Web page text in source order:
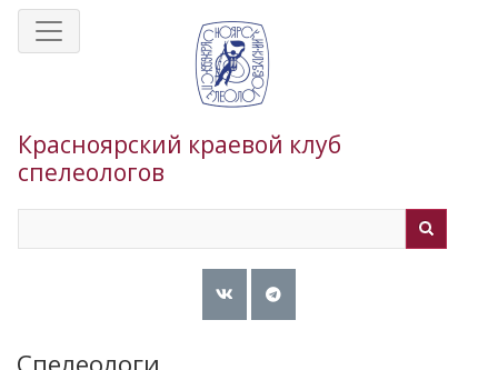
Перейти
Красноярский краевой клуб
спелеологов